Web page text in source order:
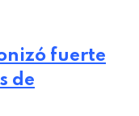
fuerte
de